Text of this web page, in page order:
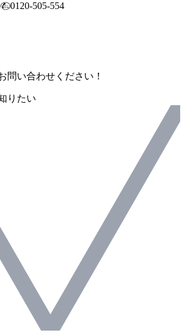
0120-505-554
問い合わせください！
りたい